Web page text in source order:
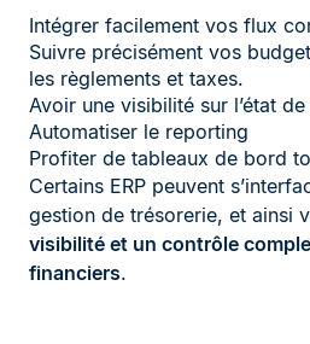
Intégrer facilement vos flux
Suivre précisément vos
les règlements et taxes.
Avoir une visibilité sur l’état
Automatiser le reporting
Profiter de tableaux de bord
Certains ERP peuvent
gestion de trésorerie, et ainsi
visibilité et un contrôle
financiers.